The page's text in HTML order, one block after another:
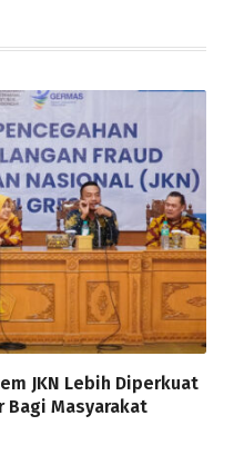
JKN Lebih Diperkuat
Bagi Masyarakat